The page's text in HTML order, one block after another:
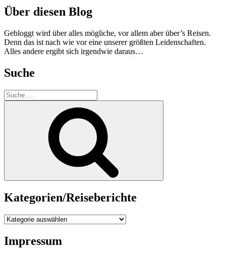
Über diesen Blog
Gebloggt wird über alles mögliche, vor allem aber über’s Reisen.
Denn das ist nach wie vor eine unserer größten Leidenschaften.
Alles andere ergibt sich irgendwie daraus…
Suche
Suche
nach:
Kategorien/Reiseberichte
Kategorien/Reiseberichte
Impressum